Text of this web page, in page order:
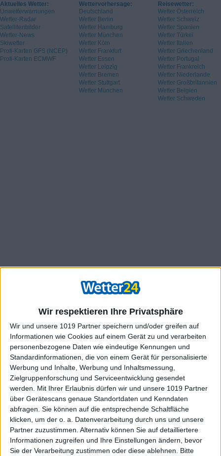
Wir respektieren Ihre Privatsphäre
Wir und unsere 1019 Partner speichern und/oder greifen auf
Informationen wie Cookies auf einem Gerät zu und verarbeiten
personenbezogene Daten wie eindeutige Kennungen und
Standardinformationen, die von einem Gerät für personalisierte
Werbung und Inhalte, Werbung und Inhaltsmessung,
Zielgruppenforschung und Serviceentwicklung gesendet
werden.
Mit Ihrer Erlaubnis dürfen wir und unsere 1019 Partner
über Gerätescans genaue Standortdaten und Kenndaten
abfragen. Sie können auf die entsprechende Schaltfläche
klicken, um der o. a. Datenverarbeitung durch uns und unsere
Partner zuzustimmen. Alternativ können Sie auf detailliertere
Informationen zugreifen und Ihre Einstellungen ändern, bevor
Sie der Verarbeitung zustimmen oder diese ablehnen.
Bitte
Aktuelles Wetter:
Unwetterwarnungen
Wetter-Radar
Satellitenbilder
Wetter-News
Skiwetter
Profi-Karten GFS (NCEP)
Profi-Karten ECMWF
Wettervorhersage:
Deutschland
Wetter Berlin
Wetter Hamburg
Wetter München
Wetter Köln
Wetter Frankfurt
Wetter Essen
Wetter Leipzig
Wetter Bremen
Wetter Stuttgart
Wetter München
Reisewetter:
Wetter Österreich
Wetter Schweiz
Wetter Spanien
Wetter Türkei
Wetter Italien
Wetter Griechenland
Wetter Portugal
Wetter Frankreich
Wetter Niederlande
Wetter Großbritannien
Wetter Belgien
Wetter Schweden